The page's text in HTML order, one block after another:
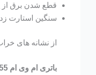
قطع شدن برق از
سنگین استارت
از نشانه های خراب
باتری ام وی ام X55 چند آمپر است؟